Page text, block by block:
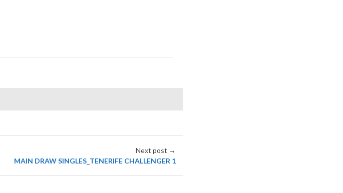
Next post →
MAIN DRAW SINGLES_TENERIFE CHALLENGER 1